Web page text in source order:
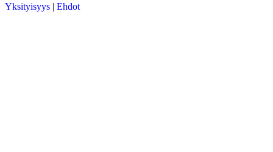
Yksityisyys | Ehdot